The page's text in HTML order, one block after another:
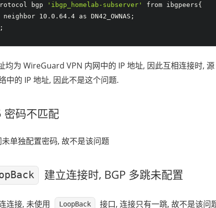
bgp
'ibgp_homelab-subserver'
from ibgpeers{
neighbor 10.0.64.4 as DN42_OWNAS;
均为 WireGuard VPN 内网中的 IP 地址, 因此互相连接时, 源
中的 IP 地址, 因此不是这个问题.
密码不匹配
单独配置密码, 故不是该问题
建立连接时, BGP 多跳未配置
连接, 未使用 LoopBack 接口, 连接只有一跳, 故不是该问